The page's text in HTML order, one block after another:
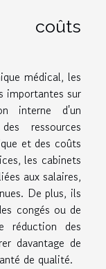
coûts
médical, les
importantes sur
interne d'un
ressources
et des coûts
les cabinets
aux salaires,
De plus, ils
congés ou de
réduction des
davantage de
de qualité.